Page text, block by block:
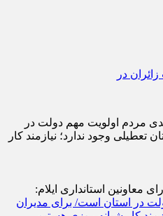
در مرز مهران را تا پایان
مردم اولویت مهم دولت در
وجود ندارد؛ نیازمند کار
استانداری ایلام: